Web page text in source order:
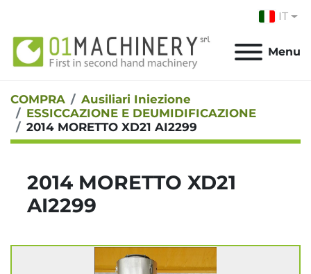
IT
Menu
COMPRA
Ausiliari Iniezione
ESSICCAZIONE E DEUMIDIFICAZIONE
2014 MORETTO XD21 AI2299
2014 MORETTO XD21
AI2299